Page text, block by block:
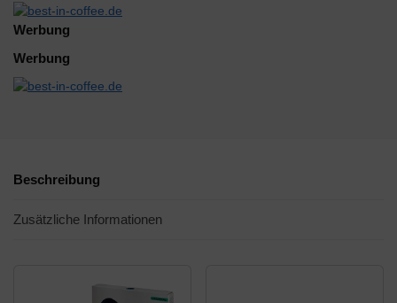
Werbung
Werbung
Beschreibung
Zusätzliche Informationen